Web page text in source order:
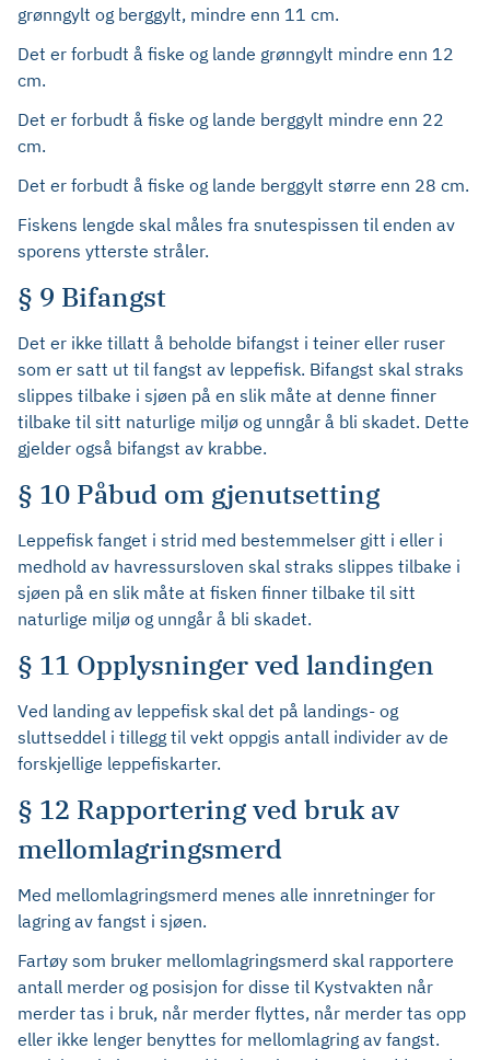
grønngylt og berggylt, mindre enn 11 cm.
Det er forbudt å fiske og lande grønngylt mindre enn 12
cm.
Det er forbudt å fiske og lande berggylt mindre enn 22
cm.
Det er forbudt å fiske og lande berggylt større enn 28 cm.
Fiskens lengde skal måles fra snutespissen til enden av
sporens ytterste stråler.
§ 9 Bifangst
Det er ikke tillatt å beholde bifangst i teiner eller ruser
som er satt ut til fangst av leppefisk. Bifangst skal straks
slippes tilbake i sjøen på en slik måte at denne finner
tilbake til sitt naturlige miljø og unngår å bli skadet. Dette
gjelder også bifangst av krabbe.
§ 10 Påbud om gjenutsetting
Leppefisk fanget i strid med bestemmelser gitt i eller i
medhold av havressursloven skal straks slippes tilbake i
sjøen på en slik måte at fisken finner tilbake til sitt
naturlige miljø og unngår å bli skadet.
§ 11 Opplysninger ved landingen
Ved landing av leppefisk skal det på landings- og
sluttseddel i tillegg til vekt oppgis antall individer av de
forskjellige leppefiskarter.
§ 12 Rapportering ved bruk av
mellomlagringsmerd
Med mellomlagringsmerd menes alle innretninger for
lagring av fangst i sjøen.
Fartøy som bruker mellomlagringsmerd skal rapportere
antall merder og posisjon for disse til Kystvakten når
merder tas i bruk, når merder flyttes, når merder tas opp
eller ikke lenger benyttes for mellomlagring av fangst.